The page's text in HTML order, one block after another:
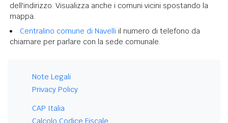
dell'indirizzo. Visualizza anche i comuni vicini spostando la
mappa.
Centralino comune di Navelli il numero di telefono da
chiamare per parlare con la sede comunale.
Note Legali
Privacy Policy
CAP Italia
Calcolo Codice Fiscale